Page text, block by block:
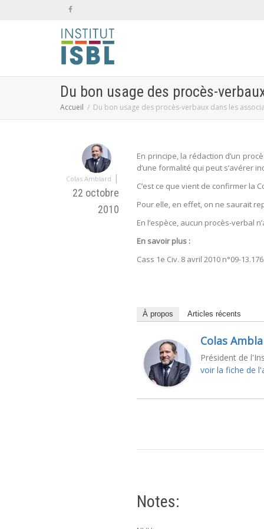
Du bon usage des procès-
Accueil Du bon usage des procès-verbaux dans les
Colas Amblard |
22 octobre
2010
En principe, la rédaction d’un
d’une formalité qui peut s’avérer
C’est ce que vient de confirmer la
Pour elle, en effet, on ne saurait
En l’espèce, aucun procès-verbal
En savoir plus :
Cass 1e Civ. 8 avril 2010 n°09-
À propos Articles récents
Colas
Président de
voir la fiche de
Notes: